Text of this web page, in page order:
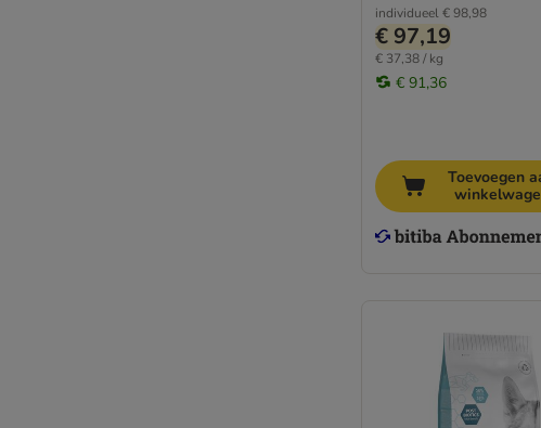
individueel€ 98,98
€ 97,19
€ 37,38 / kg
€ 91,36
Toevoegen